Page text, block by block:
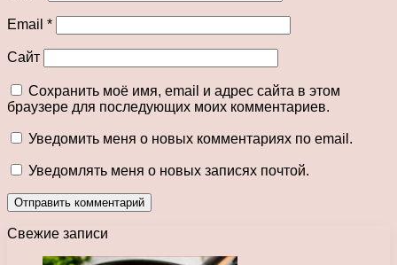
Email *
Сайт
Сохранить моё имя, email и адрес сайта в этом
браузере для последующих моих комментариев.
Уведомить меня о новых комментариях по email.
Уведомлять меня о новых записях почтой.
Свежие записи